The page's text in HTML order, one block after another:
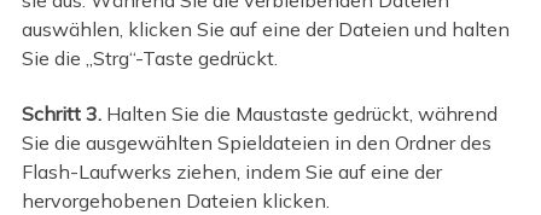
auswählen, klicken Sie auf eine der Dateien und halten
Sie die „Strg“-Taste gedrückt.
Schritt 3.Halten Sie die Maustaste gedrückt, während
Sie die ausgewählten Spieldateien in den Ordner des
Flash-Laufwerks ziehen, indem Sie auf eine der
hervorgehobenen Dateien klicken.